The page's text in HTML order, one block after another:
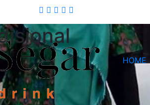
HOME